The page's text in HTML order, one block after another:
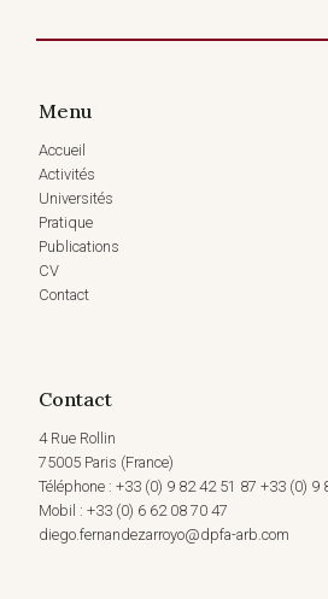
Menu
Accueil
Activités
Universités
Pratique
Publications
CV
Contact
Contact
4 Rue Rollin
75005 Paris (France)
Téléphone : +33 (0) 9 82 42 51 87 +33 (0) 9
Mobil : +33 (0) 6 62 08 70 47
diego.fernandezarroyo@dpfa-arb.com